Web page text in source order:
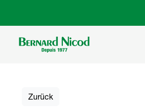
Zurück